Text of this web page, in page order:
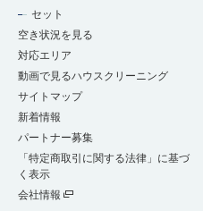
セット
空き状況を見る
対応エリア
動画で見るハウスクリーニング
サイトマップ
新着情報
パートナー募集
「特定商取引に関する法律」に基づ
く表示
会社情報